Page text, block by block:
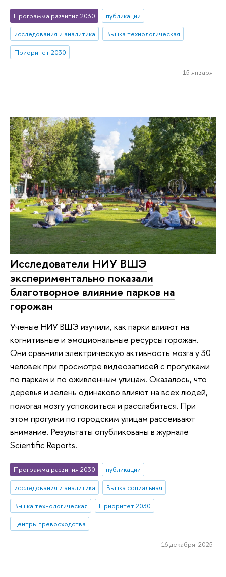
Программа развития 2030
публикации
исследования и аналитика
Вышка технологическая
Приоритет 2030
15 января
Исследователи НИУ ВШЭ
экспериментально показали
благотворное влияние парков на
горожан
Ученые НИУ ВШЭ изучили, как парки влияют на
когнитивные и эмоциональные ресурсы горожан.
Они сравнили электрическую активность мозга у 30
человек при просмотре видеозаписей с прогулками
по паркам и по оживленным улицам. Оказалось, что
деревья и зелень одинаково влияют на всех людей,
помогая мозгу успокоиться и расслабиться. При
этом прогулки по городским улицам рассеивают
внимание. Результаты опубликованы в журнале
Scientific Reports.
Программа развития 2030
публикации
исследования и аналитика
Вышка социальная
Вышка технологическая
Приоритет 2030
центры превосходства
16 декабря 2025